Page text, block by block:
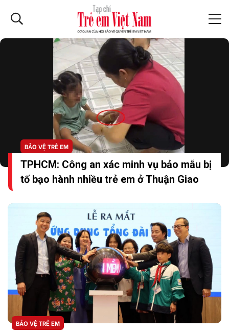
BẢO VỆ TRẺ EM
TPHCM: Công an xác minh vụ bảo mẫu bị
tố bạo hành nhiều trẻ em ở Thuận Giao
BẢO VỆ TRẺ EM